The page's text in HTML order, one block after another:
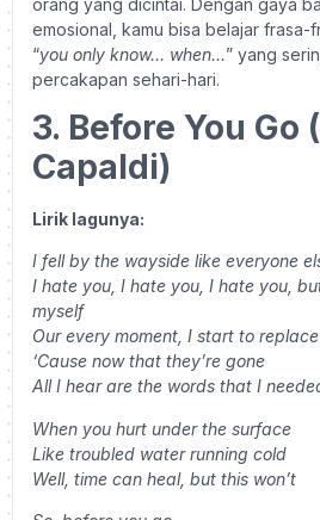
emosional, kamu bisa belajar frasa-
“you only know… when…” yang
percakapan sehari-hari.
3. Before You Go
Capaldi)
Lirik lagunya:
I fell by the wayside like everyone
I hate you, I hate you, I hate you,
myself
Our every moment, I start to replace
‘Cause now that they’re gone
All I hear are the words that I
When you hurt under the surface
Like troubled water running cold
Well, time can heal, but this won’t